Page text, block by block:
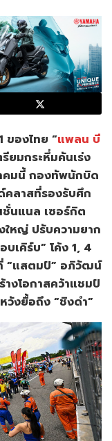
องไทย “แพลน บี
รียมกระหึ่มคันเร่ง
คมนี้ กองทัพนักบิด
คลาสที่รองรับศึก
ชั่นแนล เซอร์กิต
ใหญ่ ปรับความยาก
เคิร์บ” โค้ง 1, 4
“แสตมป์” อภิวัฒน์
งโอกาสคว้าแชมป์
วังยื้อถึง “ชิงดำ”